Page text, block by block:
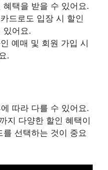
혜택을 받을 수 있어요.
드로도 입장 시 할인
있어요.
예매 및 회원 가입 시
.
따라 다를 수 있어요.
지 다양한 할인 혜택이
선택하는 것이 중요